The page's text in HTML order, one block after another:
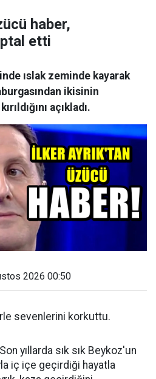
haber,
etti
ıslak zeminde kayarak
ikisinin
açıkladı.
2026 00:50
sevenlerini korkuttu.
yıllarda sık sık Beykoz'un
iç içe geçirdiği hayatla